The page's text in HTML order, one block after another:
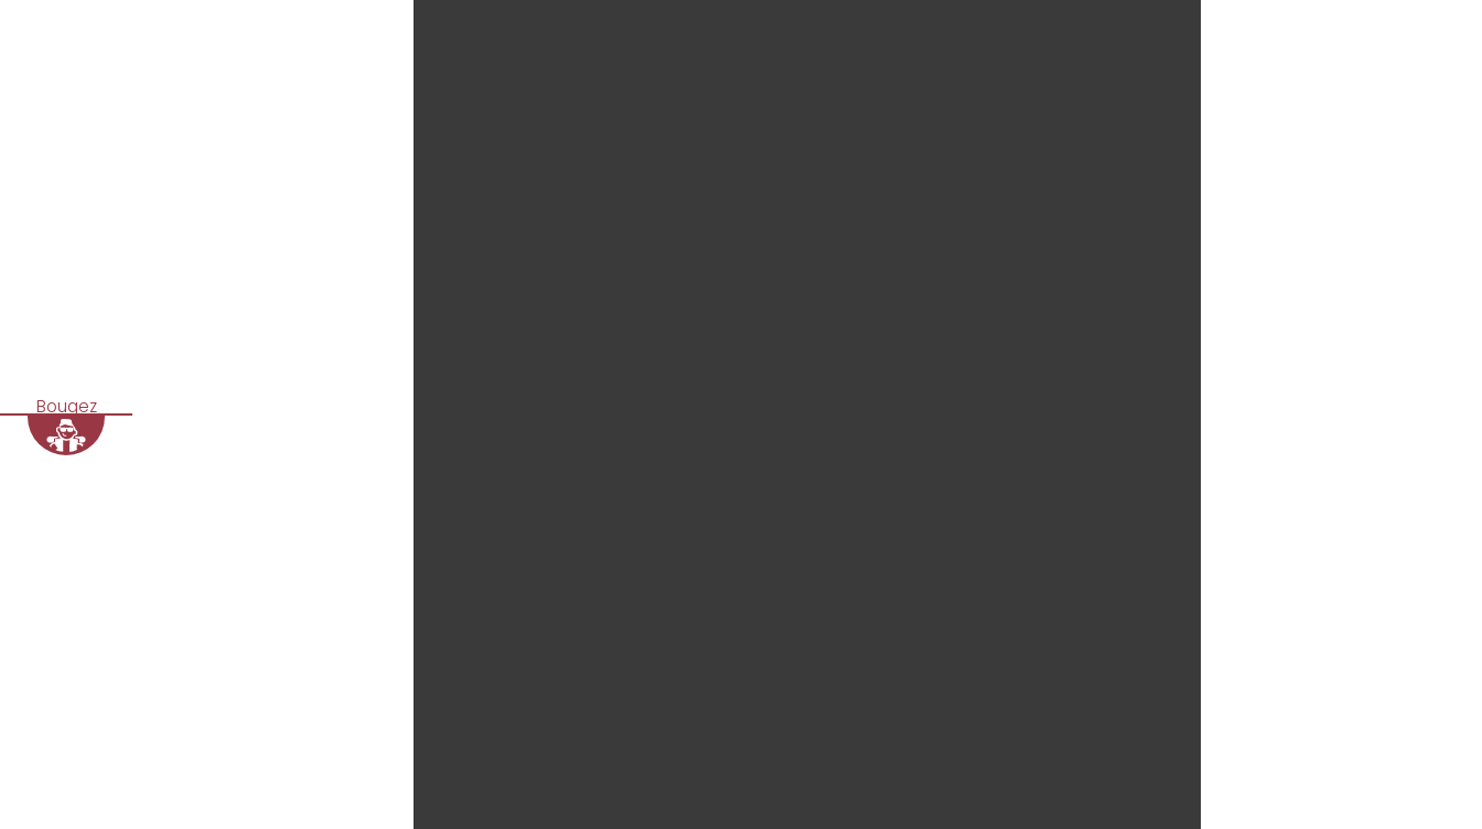
Bougez